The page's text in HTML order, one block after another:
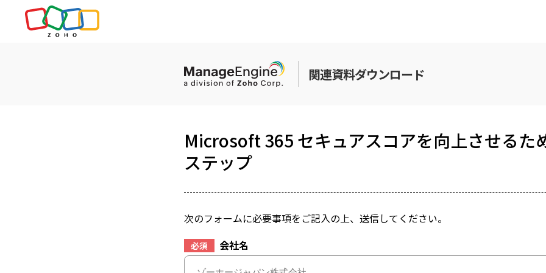
関連資料ダウンロード
Microsoft 365 セキュアスコアを向上させるた
ステップ
次のフォームに必要事項をご記入の上、送信してください。
必須 会社名